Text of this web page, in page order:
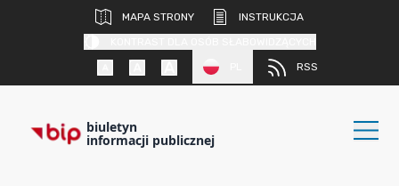
MAPA STRONY
INSTRUKCJA
RSS
biuletyn
informacji publicznej